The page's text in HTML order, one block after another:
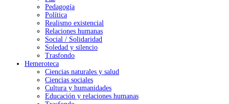
Pedagogía
Política
Realismo existencial
Relaciones humanas
Social / Solidaridad
Soledad y silencio
Trasfondo
Hemeroteca
Ciencias naturales y salud
Ciencias sociales
Cultura y humanidades
Educación y relaciones humanas